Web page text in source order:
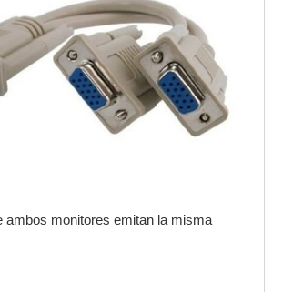
ambos monitores emitan la misma